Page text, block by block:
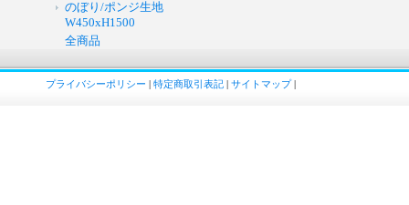
のぼり/ポンジ生地
W450xH1500
全商品
プライバシーポリシー | 特定商取引表記 | サイトマップ|